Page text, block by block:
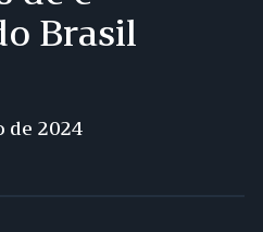
Brasil
de 2024